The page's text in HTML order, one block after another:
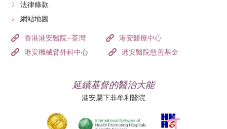
法律條款
網站地圖
香港港安醫院–荃灣
港安醫療中心
港安機械臂外科中心
港安醫院慈善基金
延續基督的醫治大能
港安屬下非牟利醫院